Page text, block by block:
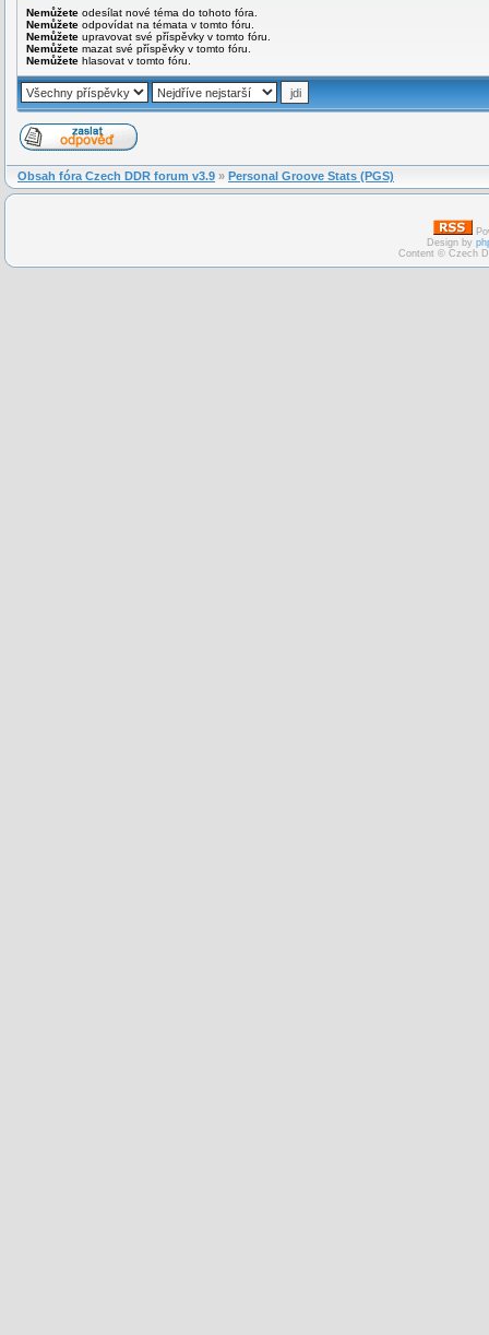
Nemůžete odesílat nové téma do tohoto fóra.
Nemůžete odpovídat na témata v tomto fóru.
Nemůžete upravovat své příspěvky v tomto fóru.
Nemůžete mazat své příspěvky v tomto fóru.
Nemůžete hlasovat v tomto fóru.
Obsah fóra Czech DDR forum v3.9 » Personal Groove Stats (PGS)
Design by
Content © Czech